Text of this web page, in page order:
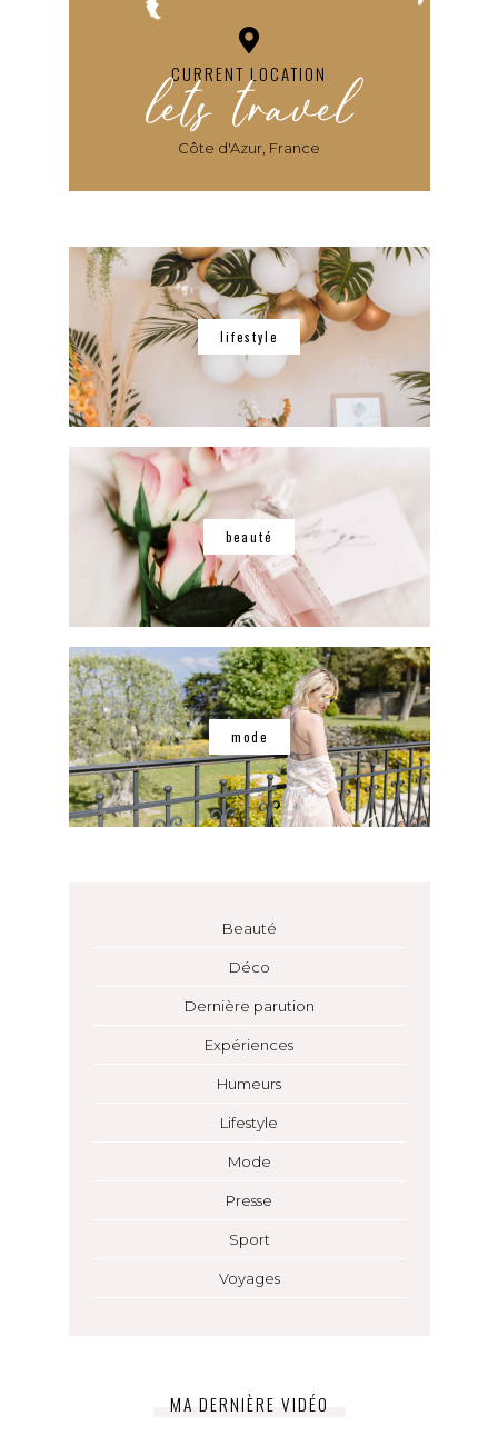
CURRENT LOCATION
lets travel
Côte d'Azur, France
lifestyle
beauté
mode
Beauté
Déco
Dernière parution
Expériences
Humeurs
Lifestyle
Mode
Presse
Sport
Voyages
MA DERNIÈRE VIDÉO